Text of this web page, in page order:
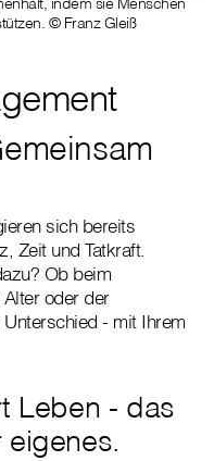
© Franz Gleiß
sich bereits
Zeit und Tatkraft.
Ob beim
oder der
- mit Ihrem
Leben - das